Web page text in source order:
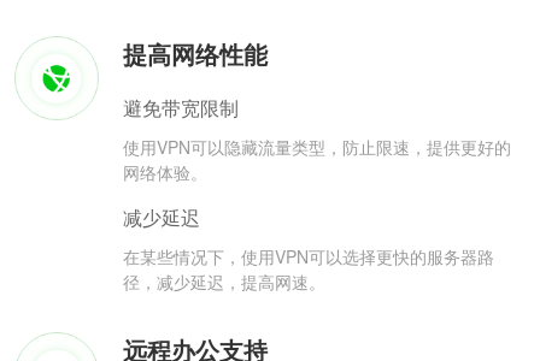
提高网络性能
避免带宽限制
使用VPN可以隐藏流量类型，防止限速，提供更好的
网络体验。
减少延迟
在某些情况下，使用VPN可以选择更快的服务器路
径，减少延迟，提高网速。
远程办公支持